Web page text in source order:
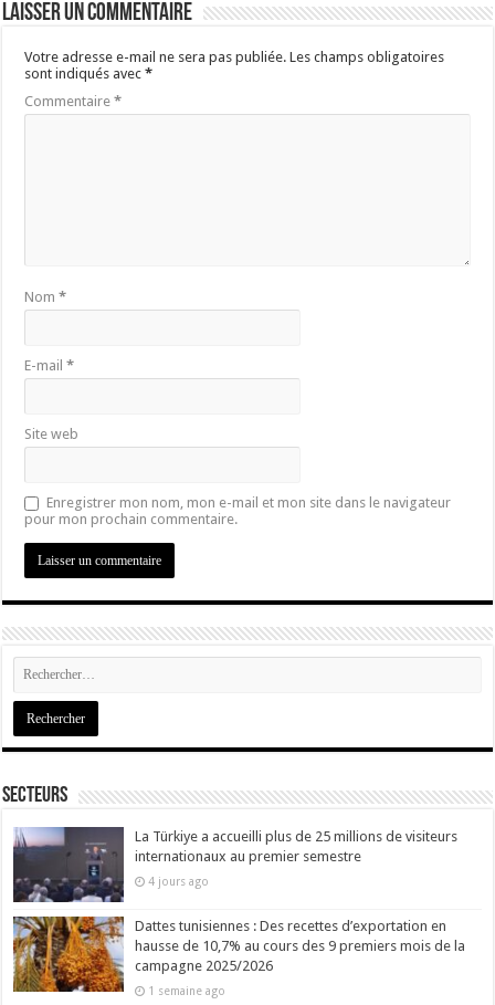
Laisser un commentaire
Votre adresse e-mail ne sera pas publiée. Les champs obligatoires
sont indiqués avec*
Commentaire*
Nom*
E-mail*
Site web
Enregistrer mon nom, mon e-mail et mon site dans le navigateur
pour mon prochain commentaire.
Secteurs
La Türkiye a accueilli plus de 25 millions de visiteurs
internationaux au premier semestre
4 jours ago
Dattes tunisiennes : Des recettes d’exportation en
hausse de 10,7% au cours des 9 premiers mois de la
campagne 2025/2026
1 semaine ago